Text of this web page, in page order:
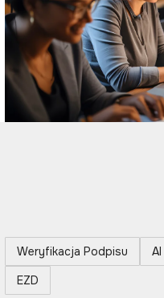
Weryfikacja Podpisu AI
EZD